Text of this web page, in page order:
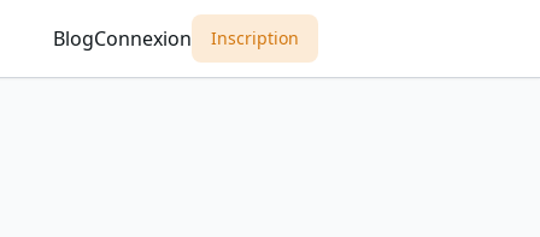
BlogConnexion Inscription